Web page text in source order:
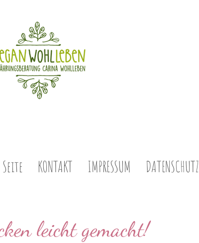
KONTAKT IMPRESSUM DATENSCHUTZ
leicht gemacht!